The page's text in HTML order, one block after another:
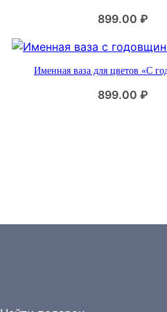
899.00₽
Именная ваза для цветов «С
899.00₽